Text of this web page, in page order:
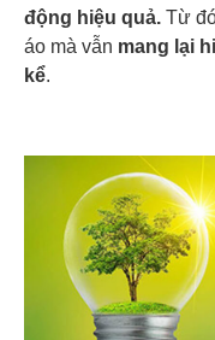
động hiệu quả. Từ
áo mà vẫn mang lại
kể.